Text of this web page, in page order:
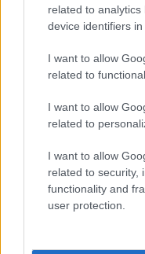
related to
device identifiers in
I want to allow
related to
I want to allow
related to
I want to allow
related to security,
functionality and
user protection.